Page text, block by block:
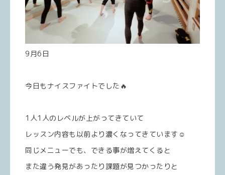
9月6日
今日もナイスファイトでした🔥
1人1人のレベルが上がってきていて
レッスン内容も以前より濃くなってきています☺️
同じメニューでも、できる事が増えてくると
また違う発見があったり課題が見つかったりと